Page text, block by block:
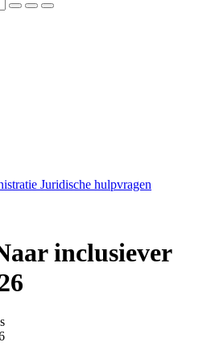
Juridische hulpvragen
inclusiever